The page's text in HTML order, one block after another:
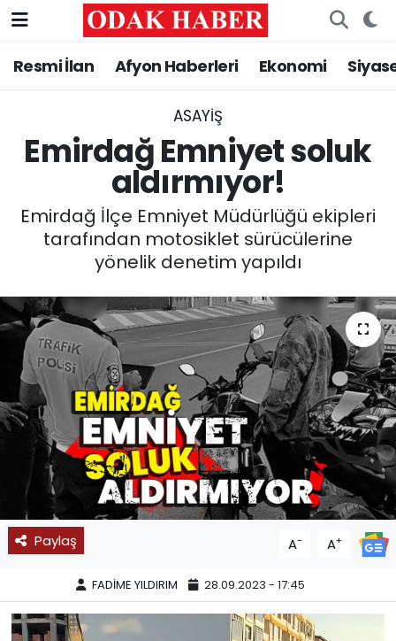
Resmi İlan Afyon Haberleri Ekonomi
ASAYİŞ
Emirdağ Emniyet soluk
aldırmıyor!
Emirdağ İlçe Emniyet Müdürlüğü ekipleri
tarafından motosiklet sürücülerine
yönelik denetim yapıldı
Paylaş A- A+
FADİME YILDIRIM 28.09.2023 - 17:45
AFYONKARAHİSAR HABERLERİ
ASAYİŞ
GÜNCEL
SİYASET
EĞİTİM
MAGAZİN
SAĞLIK
SPOR
11:11 MANŞET
Afyonkarahisar Nöbetçi Eczaneler
Afyonkarahisar Hava Durumu
Afyonkarahisar Namaz Vakitleri
Afyonkarahisar Trafik Yoğunluk Haritası
Süper Lig Puan Durumu ve Fikstür
Tüm Manşetler
Son Dakika Haberleri
Haber Arşivi